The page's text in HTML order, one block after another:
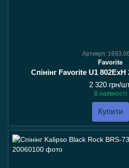
Артикул:
Favorite
Спінінг Favorite U1
2 320 грн/
В наявності
Купити